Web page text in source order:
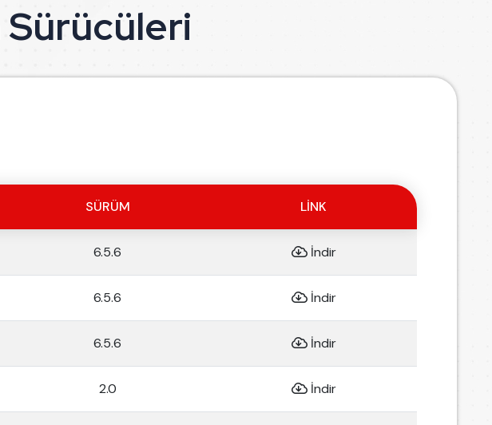
SÜRÜM LINK
6.5.6 İndir
6.5.6 İndir
6.5.6 İndir
2.0 İndir